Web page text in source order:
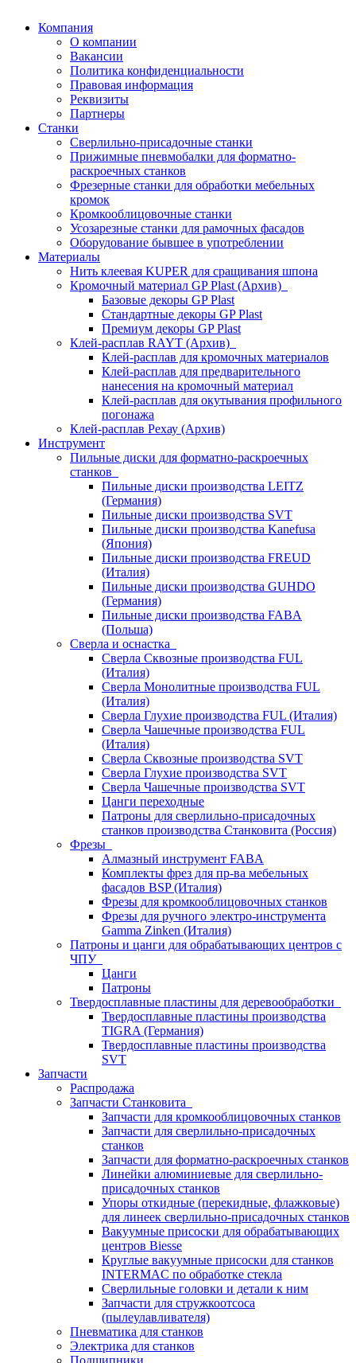
Компания
О компании
Вакансии
Политика конфиденциальности
Правовая информация
Реквизиты
Партнеры
Станки
Сверлильно-присадочные станки
Прижимные пневмобалки для форматно-
раскроечных станков
Фрезерные станки для обработки мебельных
кромок
Кромкооблицовочные станки
Усозарезные станки для рамочных фасадов
Оборудование бывшее в употреблении
Материалы
Нить клеевая KUPER для сращивания шпона
Кромочный материал GP Plast (Архив)
Базовые декоры GP Plast
Стандартные декоры GP Plast
Премиум декоры GP Plast
Клей-расплав RAYT (Архив)
Клей-расплав для кромочных материалов
Клей-расплав для предварительного
нанесения на кромочный материал
Клей-расплав для окутывания профильного
погонажа
Клей-расплав Рехау (Архив)
Инструмент
Пильные диски для форматно-раскроечных
станков
Пильные диски производства LEITZ
(Германия)
Пильные диски производства SVT
Пильные диски производства Kanefusa
(Япония)
Пильные диски производства FREUD
(Италия)
Пильные диски производства GUHDO
(Германия)
Пильные диски производства FABA
(Польша)
Сверла и оснастка
Сверла Сквозные производства FUL
(Италия)
Сверла Монолитные производства FUL
(Италия)
Сверла Глухие производства FUL (Италия)
Сверла Чашечные производства FUL
(Италия)
Сверла Сквозные производства SVT
Сверла Глухие производства SVT
Сверла Чашечные производства SVT
Цанги переходные
Патроны для сверлильно-присадочных
станков производства Станковита (Россия)
Фрезы
Алмазный инструмент FABA
Комплекты фрез для пр-ва мебельных
фасадов BSP (Италия)
Фрезы для кромкооблицовочных станков
Фрезы для ручного электро-инструмента
Gamma Zinken (Италия)
Патроны и цанги для обрабатывающих центров с
ЧПУ
Цанги
Патроны
Твердосплавные пластины для деревообработки
Твердосплавные пластины производства
TIGRA (Германия)
Твердосплавные пластины производства
SVT
Запчасти
Распродажа
Запчасти Станковита
Запчасти для кромкооблицовочных станков
Запчасти для сверлильно-присадочных
станков
Запчасти для форматно-раскроечных станков
Линейки алюминиевые для сверлильно-
присадочных станков
Упоры откидные (перекидные, флажковые)
для линеек сверлильно-присадочных станков
Вакуумные присоски для обрабатывающих
центров Biesse
Круглые вакуумные присоски для станков
INTERMAC по обработке стекла
Сверлильные головки и детали к ним
Запчасти для стружкоотсоса
(пылеулавливателя)
Пневматика для станков
Электрика для станков
Подшипники